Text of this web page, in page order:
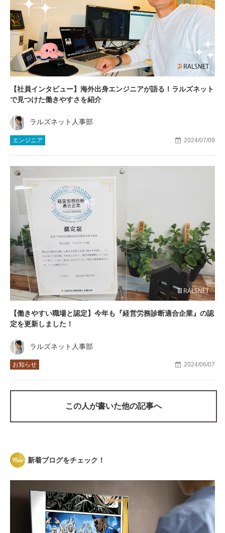
【社員インタビュー】海外出身エンジニアが語る！ラルズネット
で見つけた働きやすさを紹介
ラルズネット人事部
エンジニア 2024/07/09
【働きやすい職場と認定】今年も『経営労務診断適合企業』の認
定を更新しました！
ラルズネット人事部
お知らせ 2024/06/07
この人が書いた他の記事へ
新着ブログをチェック！